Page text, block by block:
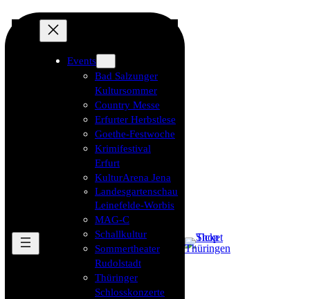
Events
Bad Salzunger
Kultursommer
Country Messe
Erfurter Herbstlese
Goethe-Festwoche
Krimifestival
Erfurt
KulturArena Jena
Landesgartenschau
Leinefelde-Worbis
MAG-C
Schallkultur
Sommertheater
Rudolstadt
Thüringer
Schlosskonzerte